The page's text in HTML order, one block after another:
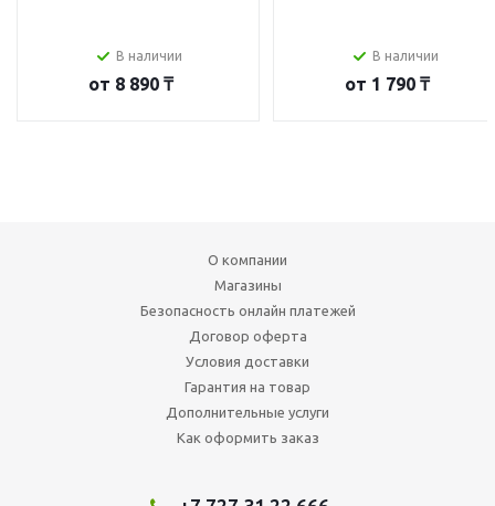
В наличии
от 8 890 ₸
В наличии
от 1 790 ₸
О компании
Магазины
Безопасность онлайн платежей
Договор оферта
Условия доставки
Гарантия на товар
Дополнительные услуги
Как оформить заказ